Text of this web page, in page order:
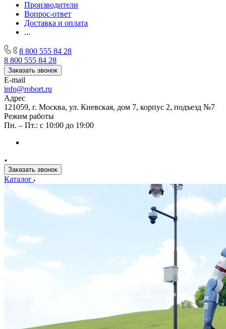
Производители
Вопрос-ответ
Доставка и оплата
...
8 800 555 84 28
8 800 555 84 28
Заказать звонок
E-mail
info@robort.ru
Адрес
121059, г. Москва, ул. Киевская, дом 7, корпус 2, подъезд №7
Режим работы
Пн. – Пт.: с 10:00 до 19:00
Заказать звонок
Каталог